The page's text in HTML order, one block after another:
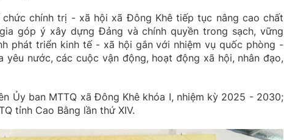
chính trị - xã hội xã Đông Khê tiếp tục nâng cao chất
góp ý xây dựng Đảng và chính quyền trong sạch, vững
phát triển kinh tế - xã hội gắn với nhiệm vụ quốc phòng -
yêu nước, các cuộc vận động, hoạt động xã hội, nhân đạo,
Ủy ban MTTQ xã Đông Khê khóa I, nhiệm kỳ 2025 - 2030;
tỉnh Cao Bằng lần thứ XIV.